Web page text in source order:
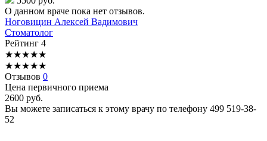
О данном враче пока нет отзывов.
Ноговицин Алексей Вадимович
Стоматолог
Рейтинг 4
★★★★★
★★★★★
Отзывов 0
Цена первичного приема
2600 руб.
Вы можете записаться к этому врачу по телефону 499 519-38-
52